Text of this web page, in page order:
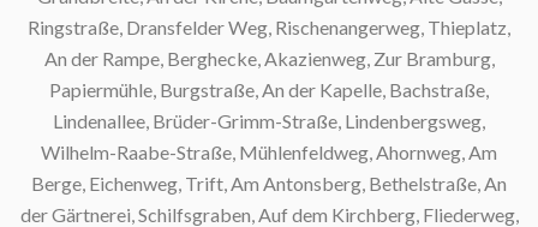
Ringstraße, Dransfelder Weg, Rischenangerweg, Thieplatz,
An der Rampe, Berghecke, Akazienweg, Zur Bramburg,
Papiermühle, Burgstraße, An der Kapelle, Bachstraße,
Lindenallee, Brüder-Grimm-Straße, Lindenbergsweg,
Wilhelm-Raabe-Straße, Mühlenfeldweg, Ahornweg, Am
Berge, Eichenweg, Trift, Am Antonsberg, Bethelstraße, An
der Gärtnerei, Schilfsgraben, Auf dem Kirchberg, Fliederweg,